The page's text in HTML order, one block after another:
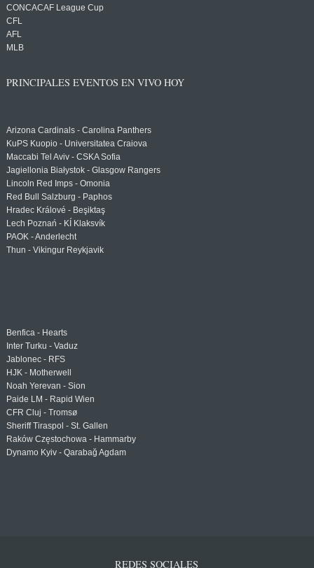
CONCACAF League Cup
CFL
AFL
MLB
PRINCIPALES EVENTOS EN VIVO HOY
Arizona Cardinals - Carolina Panthers
KuPS Kuopio - Universitatea Craiova
Maccabi Tel Aviv - CSKA Sofia
Jagiellonia Białystok - Glasgow Rangers
Lincoln Red Imps - Omonia
Red Bull Salzburg - Paphos
Hradec Králové - Beşiktaş
Lech Poznań - KÍ Klaksvík
PAOK - Anderlecht
Thun - Vikingur Reykjavik
Benfica - Hearts
Inter Turku - Vaduz
Jablonec - RFS
HJK - Motherwell
Noah Yerevan - Sion
Paide LM - Rapid Wien
CFR Cluj - Tromsø
Sheriff Tiraspol - St. Gallen
Raków Częstochowa - Hammarby
Dynamo Kyiv - Qarabağ Agdam
REDES SOCIALES